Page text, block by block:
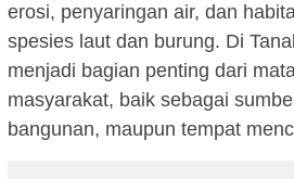
erosi, penyaringan air, dan
spesies laut dan burung. Di
menjadi bagian penting dari
masyarakat, baik sebagai
bangunan, maupun tempat